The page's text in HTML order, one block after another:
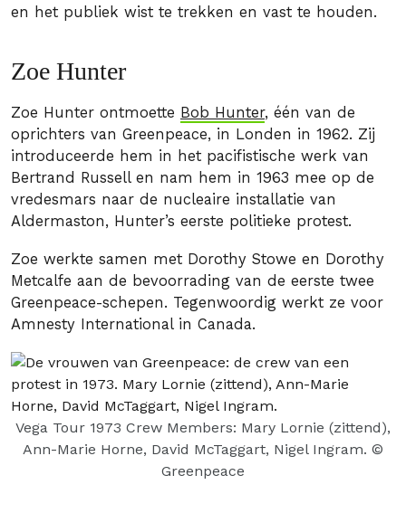
en het publiek wist te trekken en vast te houden.
Zoe Hunter
Zoe Hunter ontmoette Bob Hunter, één van de
oprichters van Greenpeace, in Londen in 1962. Zij
introduceerde hem in het pacifistische werk van
Bertrand Russell en nam hem in 1963 mee op de
vredesmars naar de nucleaire installatie van
Aldermaston, Hunter’s eerste politieke protest.
Zoe werkte samen met Dorothy Stowe en Dorothy
Metcalfe aan de bevoorrading van de eerste twee
Greenpeace-schepen. Tegenwoordig werkt ze voor
Amnesty International in Canada.
Vega Tour 1973 Crew Members: Mary Lornie (zittend),
Ann-Marie Horne, David McTaggart, Nigel Ingram. ©
Greenpeace